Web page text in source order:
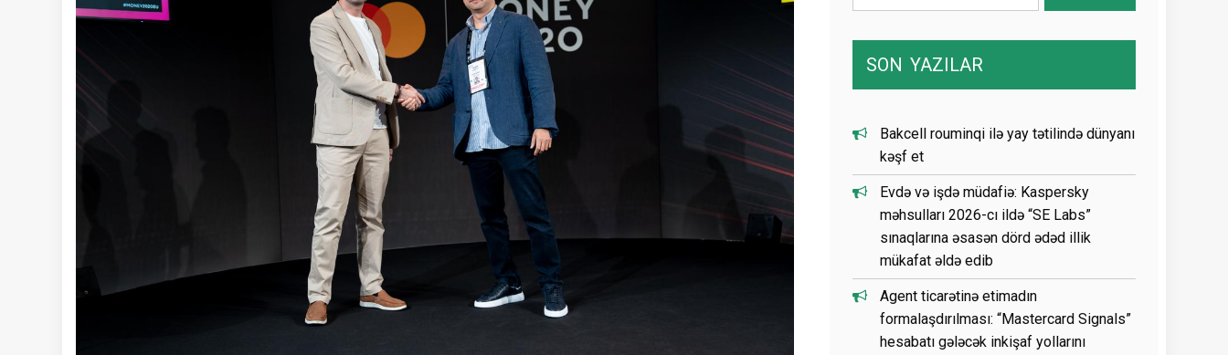
for:
SON YAZILAR
Bakcell rouminqi ilə yay tətilində dünyanı
kəşf et
Evdə və işdə müdafiə: Kaspersky
məhsulları 2026-cı ildə “SE Labs”
sınaqlarına əsasən dörd ədəd illik
mükafat əldə edib
Agent ticarətinə etimadın
formalaşdırılması: “Mastercard Signals”
hesabatı gələcək inkişaf yollarını